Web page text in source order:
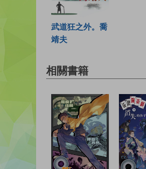
武道狂之外。喬
靖夫
相關書籍